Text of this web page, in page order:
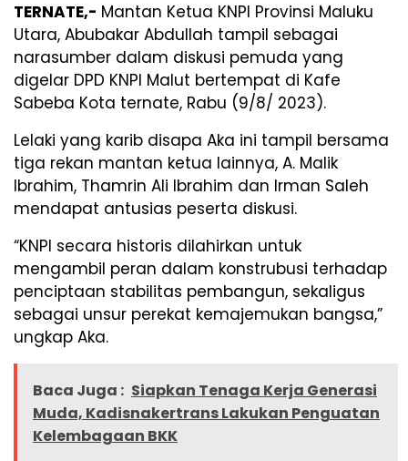
TERNATE,- Mantan Ketua KNPI Provinsi Maluku
Utara, Abubakar Abdullah tampil sebagai
narasumber dalam diskusi pemuda yang
digelar DPD KNPI Malut bertempat di Kafe
Sabeba Kota ternate, Rabu (9/8/ 2023).
Lelaki yang karib disapa Aka ini tampil bersama
tiga rekan mantan ketua lainnya, A. Malik
Ibrahim, Thamrin Ali Ibrahim dan Irman Saleh
mendapat antusias peserta diskusi.
“KNPI secara historis dilahirkan untuk
mengambil peran dalam konstrubusi terhadap
penciptaan stabilitas pembangun, sekaligus
sebagai unsur perekat kemajemukan bangsa,”
ungkap Aka.
Baca Juga : Siapkan Tenaga Kerja Generasi
Muda, Kadisnakertrans Lakukan Penguatan
Kelembagaan BKK